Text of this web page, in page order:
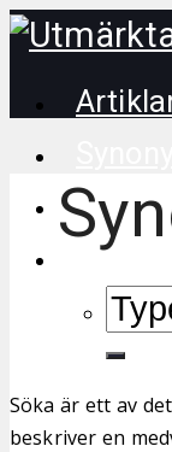
Söka är ett av
beskriver en